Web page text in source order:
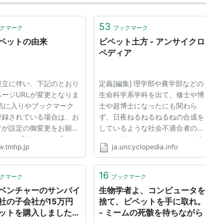
マーク
ットの由来
に伴い、下記のとおり
ジURLが変更となりま
に入りやブックマーク
録されている場合は、お
設定の御変更をお願い
す。 【新しいURL】：
komagome/
します。このまま、し
53 ブックマーク
ピペット土方 - アンサイクロ
ペディア
定義[編集] 理学部や農学部などの
生命科学系学科を出て、修士や博
士や超博士になったにも関わら
ず、日夜ねるねるねるねの合成を
しているような社会不適合者の負
け組を指す。良く似たもので日夜
タンパク質の結晶にX線を照射し
とにらめっこをしている「顕微土
ja.uncyclopedia.info
マーク
ンチャーのサンバイ
の子会社が15万円
トを購入しました
16 ブックマーク
生物学者よ、コンピュータを
捨て、ピペットを手に取れ。
- ミームの死骸を待ちながら